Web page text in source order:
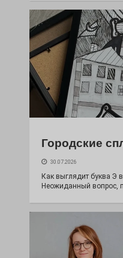
Городские
30.07.2026
Как выглядит буква Э
Неожиданный вопрос,